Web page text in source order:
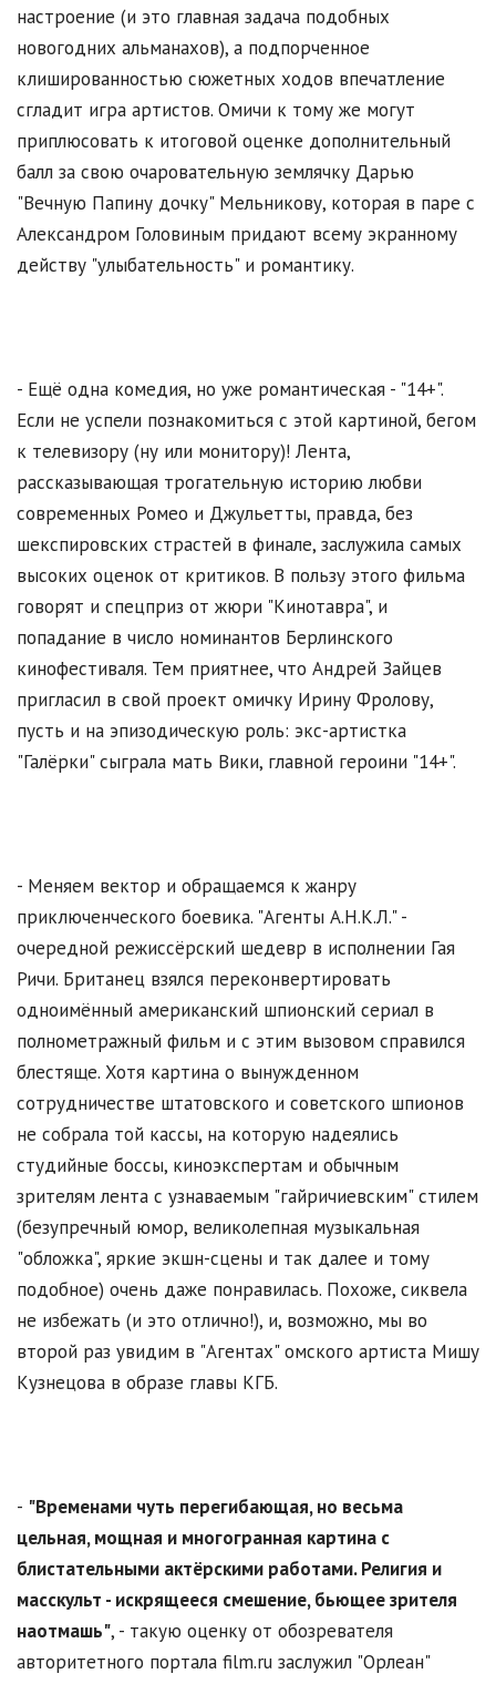
настроение (и это главная задача подобных
новогодних альманахов), а подпорченное
клишированностью сюжетных ходов впечатление
сгладит игра артистов. Омичи к тому же могут
приплюсовать к итоговой оценке дополнительный
балл за свою очаровательную землячку Дарью
"Вечную Папину дочку" Мельникову, которая в паре с
Александром Головиным придают всему экранному
действу "улыбательность" и романтику.
- Ещё одна комедия, но уже романтическая - "14+".
Если не успели познакомиться с этой картиной, бегом
к телевизору (ну или монитору)! Лента,
рассказывающая трогательную историю любви
современных Ромео и Джульетты, правда, без
шекспировских страстей в финале, заслужила самых
высоких оценок от критиков. В пользу этого фильма
говорят и спецприз от жюри "Кинотавра", и
попадание в число номинантов Берлинского
кинофестиваля. Тем приятнее, что Андрей Зайцев
пригласил в свой проект омичку Ирину Фролову,
пусть и на эпизодическую роль: экс-артистка
"Галёрки" сыграла мать Вики, главной героини "14+".
- Меняем вектор и обращаемся к жанру
приключенческого боевика. "Агенты А.Н.К.Л." -
очередной режиссёрский шедевр в исполнении Гая
Ричи. Британец взялся переконвертировать
одноимённый американский шпионский сериал в
полнометражный фильм и с этим вызовом справился
блестяще. Хотя картина о вынужденном
сотрудничестве штатовского и советского шпионов
не собрала той кассы, на которую надеялись
студийные боссы, киноэкспертам и обычным
зрителям лента с узнаваемым "гайричиевским" стилем
(безупречный юмор, великолепная музыкальная
"обложка", яркие экшн-сцены и так далее и тому
подобное) очень даже понравилась. Похоже, сиквела
не избежать (и это отлично!), и, возможно, мы во
второй раз увидим в "Агентах" омского артиста Мишу
Кузнецова в образе главы КГБ.
- "Временами чуть перегибающая, но весьма
цельная, мощная и многогранная картина с
блистательными актёрскими работами. Религия и
масскульт - искрящееся смешение, бьющее зрителя
наотмашь", - такую оценку от обозревателя
авторитетного портала film.ru заслужил "Орлеан"